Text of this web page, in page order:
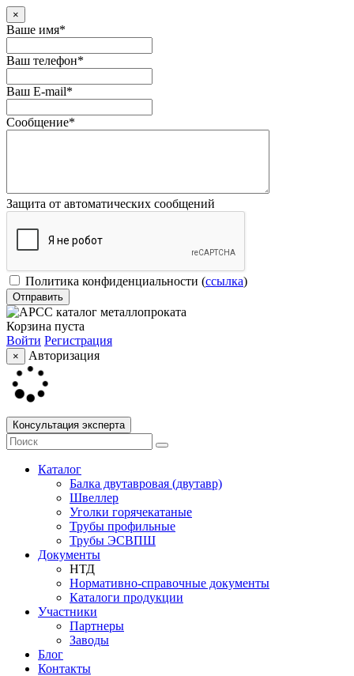
×
Ваше имя*
Ваш телефон*
Ваш E-mail*
Сообщение*
Защита от автоматических сообщений
Политика конфиденциальности (ссылка)
Корзина пуста
Войти Регистрация
× Авторизация
Консультация эксперта
Каталог
Балка двутавровая (двутавр)
Швеллер
Уголки горячекатаные
Трубы профильные
Трубы ЭСВПШ
Документы
НТД
Нормативно-справочные документы
Каталоги продукции
Участники
Партнеры
Заводы
Блог
Контакты